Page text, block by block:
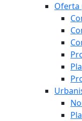
Oferta